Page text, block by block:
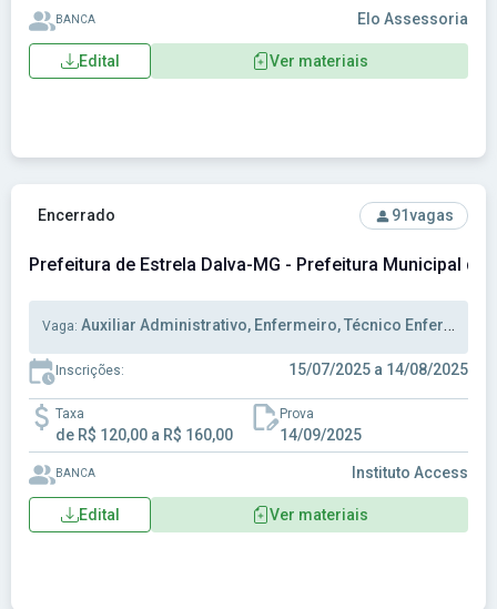
BANCA Elo Assessoria
Edital Ver materiais
Ver concurso: Prefeitura de Estrela Dalva-MG - Prefeitura
Encerrado 91vagas
Prefeitura de Estrela Dalva-MG - Prefeitura Municipal de
Vaga: Auxiliar Administrativo, Enfermeiro, Técnico Enfermagem
Inscrições: 15/07/2025 a 14/08/2025
Taxa
de R$ 120,00 a R$ 160,00
Prova
14/09/2025
BANCA Instituto Access
Edital Ver materiais